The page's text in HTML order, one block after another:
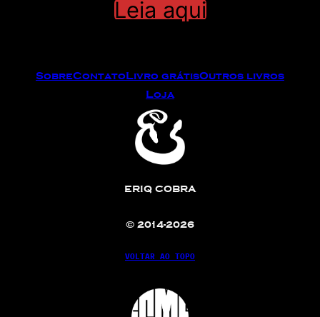
Leia aqui
SobreContatoLivro grátisOutros livros
Loja
ERIQ COBRA
© 2014-2026
VOLTAR AO TOPO